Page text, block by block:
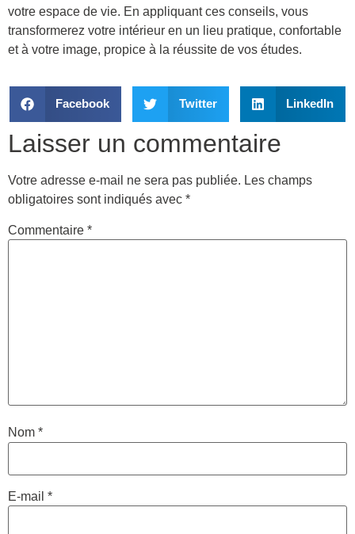
votre espace de vie. En appliquant ces conseils, vous
transformerez votre intérieur en un lieu pratique, confortable
et à votre image, propice à la réussite de vos études.
Facebook Twitter LinkedIn
Laisser un commentaire
Votre adresse e-mail ne sera pas publiée. Les champs
obligatoires sont indiqués avec *
Commentaire *
Nom *
E-mail *